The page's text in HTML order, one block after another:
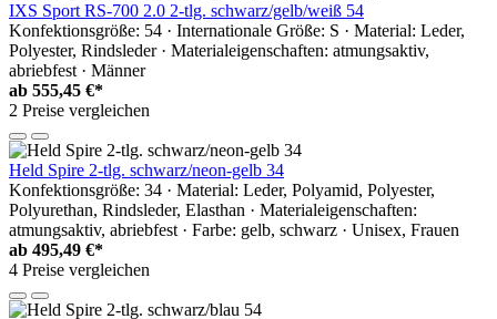
IXS Sport RS-700 2.0 2-tlg. schwarz/gelb/weiß 54
Konfektionsgröße: 54 · Internationale Größe: S · Material: Leder,
Polyester, Rindsleder · Materialeigenschaften: atmungsaktiv,
abriebfest · Männer
ab 555,45 €*
2 Preise vergleichen
Held Spire 2-tlg. schwarz/neon-gelb 34
Konfektionsgröße: 34 · Material: Leder, Polyamid, Polyester,
Polyurethan, Rindsleder, Elasthan · Materialeigenschaften:
atmungsaktiv, abriebfest · Farbe: gelb, schwarz · Unisex, Frauen
ab 495,49 €*
4 Preise vergleichen